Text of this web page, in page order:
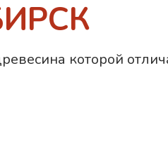
которой